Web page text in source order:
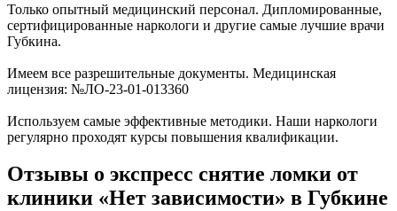
Только опытный медицинский персонал. Дипломированные,
сертифицированные наркологи и другие самые лучшие врачи
Губкина.
Имеем все разрешительные документы. Медицинская
лицензия: №ЛО-23-01-013360
Используем самые эффективные методики. Наши наркологи
регулярно проходят курсы повышения квалификации.
Отзывы о экспресс снятие ломки от
клиники «Нет зависимости» в Губкине